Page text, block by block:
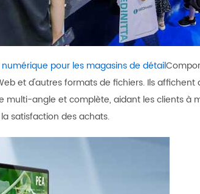
pour les magasins de détail
et d'autres formats de fichiers. Ils
angle et complète, aidant les clients
satisfaction des achats.